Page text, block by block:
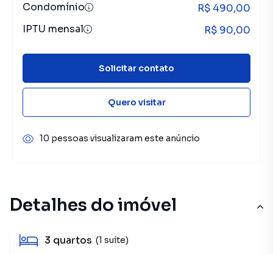
Detalhes do imóvel
3 quartos (1 suíte)
Condomínio
R$ 490,00
IPTU mensal
R$ 90,00
Solicitar contato
Quero visitar
10 pessoas visualizaram este anúncio